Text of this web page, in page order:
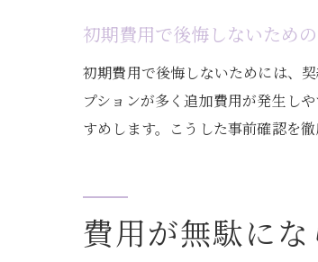
初期費用で後悔しないため
初期費用で後悔しないためには、
プションが多く追加費用が発生し
すめします。こうした事前確認を
費用が無駄に